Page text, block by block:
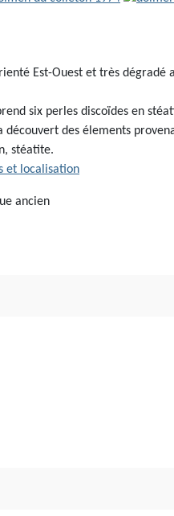
Est-Ouest et très
six perles discoïdes en
découvert des élements
stéatite.
et localisation
ancien
(Mons, Var)